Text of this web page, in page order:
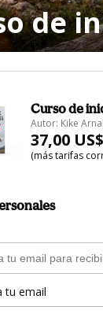
de
Curso de
Autor: Kike
37,00 US$
(más tarifas
tu email